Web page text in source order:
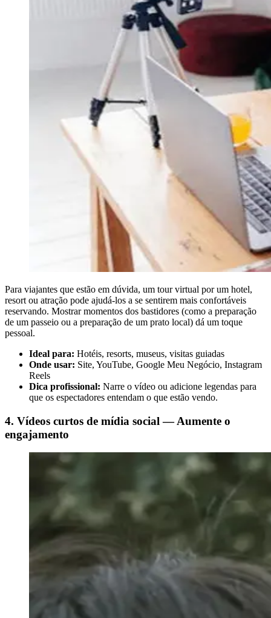
Para viajantes que estão em dúvida, um tour virtual por um hotel,
resort ou atração pode ajudá-los a se sentirem mais confortáveis
reservando. Mostrar momentos dos bastidores (como a preparação
de um passeio ou a preparação de um prato local) dá um toque
pessoal.
Ideal para: Hotéis, resorts, museus, visitas guiadas
Onde usar: Site, YouTube, Google Meu Negócio, Instagram
Reels
Dica profissional: Narre o vídeo ou adicione legendas para
que os espectadores entendam o que estão vendo.
4. Vídeos curtos de mídia social — Aumente o
engajamento